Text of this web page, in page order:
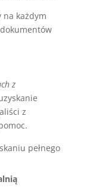
na każdym
z
z
pełnego